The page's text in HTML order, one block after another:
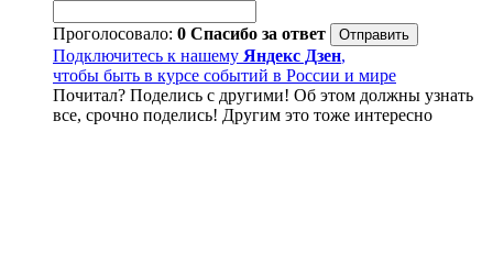
Проголосовало: 0 Спасибо за ответ
Подключитесь к нашему Яндекс Дзен,
чтобы быть в курсе событий в России и мире
Почитал? Поделись с другими! Об этом должны узнать
все, срочно поделись! Другим это тоже интересно